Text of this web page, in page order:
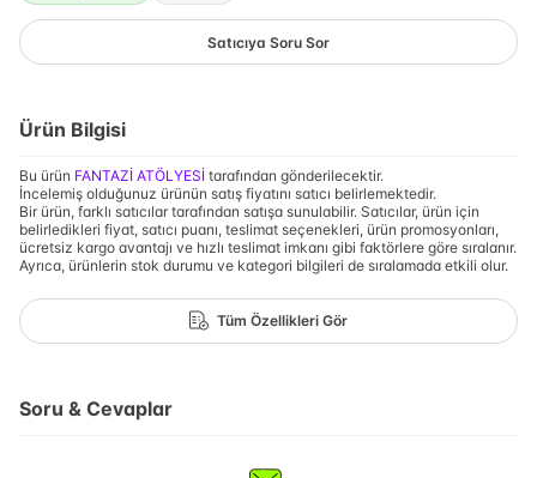
Satıcıya Soru Sor
Ürün Bilgisi
Bu ürün FANTAZİ ATÖLYESİ tarafından gönderilecektir.
İncelemiş olduğunuz ürünün satış fiyatını satıcı belirlemektedir.
Bir ürün, farklı satıcılar tarafından satışa sunulabilir. Satıcılar, ürün için
belirledikleri fiyat, satıcı puanı, teslimat seçenekleri, ürün promosyonları,
ücretsiz kargo avantajı ve hızlı teslimat imkanı gibi faktörlere göre sıralanır.
Ayrıca, ürünlerin stok durumu ve kategori bilgileri de sıralamada etkili olur.
Tüm Özellikleri Gör
Soru & Cevaplar